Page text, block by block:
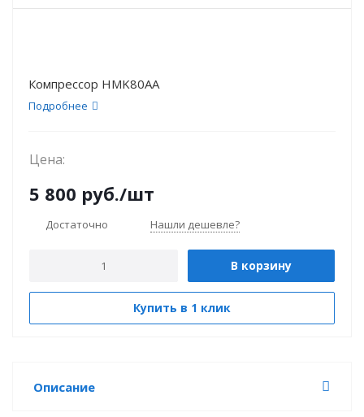
Компрессор HMK80AA
Подробнее
Цена:
5 800 руб./шт
Достаточно Нашли дешевле?
В корзину
Купить в 1 клик
Описание